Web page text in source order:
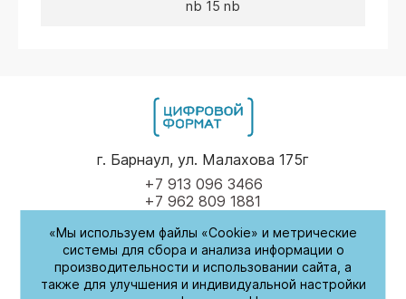
nb 15 nb
+7 913 096 3466
+7 962 809 1881
г. Барнаул, ул. Малахова 175г
Пн-Пт 9.00 - 17.00
(обед с 14:00-14:30)
«Мы используем файлы «Cookie» и метрические
системы для сбора и анализа информации о
производительности и использовании сайта, а
также для улучшения и индивидуальной настройки